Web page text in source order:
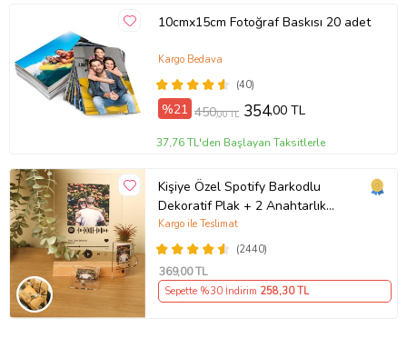
10cmx15cm Fotoğraf Baskısı 20 adet
(40)
Kargo Bedava
%21 450,00 TL 354,00 TL
37,76 TL'den Başlayan Taksitlerle
Kişiye Özel Spotify Barkodlu
Dekoratif Plak + 2 Anahtarlık
Babaya Anneye Sevgiliye Arkadaşa
Hediye
(2440)
Kargo ile Teslimat
369,00 TL
Sepette %30 İndirim 258,30 TL